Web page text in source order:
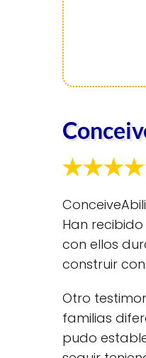
Han
con ellos
construir
Otro
familias
pudo